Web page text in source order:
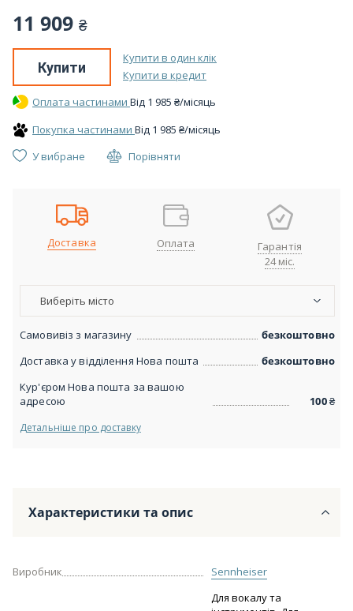
11 909 ₴
Купити
Купити в один клік
Купити в кредит
Оплата частинами Вiд 1 985 ₴/місяць
Покупка частинами Вiд 1 985 ₴/місяць
У вибране
Порівняти
Доставка Оплата
Гарантія
24 міс.
Виберіть місто
Самовивіз з магазину
безкоштовно
Доставка у відділення Нова пошта
безкоштовно
Кур'єром Нова пошта за вашою
адресою
100₴
Детальніше про доставку
Характеристики та опис
Виробник Sennheiser
Для вокалу та